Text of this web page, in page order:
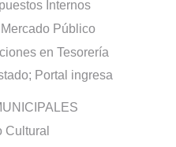
Internos
Público
en Tesorería
Portal ingresa
Cultural